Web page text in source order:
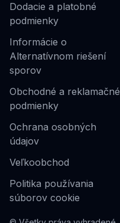
Dodacie a platobné
podmienky
Informácie o
Alternatívnom riešení
sporov
Obchodné a reklamačné
podmienky
Ochrana osobných
údajov
Veľkoobchod
Politika používania
súborov cookie